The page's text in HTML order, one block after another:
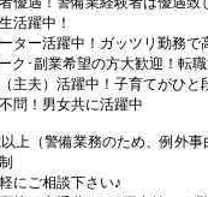
活躍中！
ター活躍中！ガッツリ勤務で
ク･副業希望の方大歓迎！転
主夫）活躍中！子育てがひと
問！男女共に活躍中
上（警備業務のため、例外事
にご相談下さい♪